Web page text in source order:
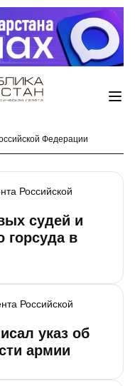
Федерации
судей и
горсуда в
Российской
указ об
армии
Российской